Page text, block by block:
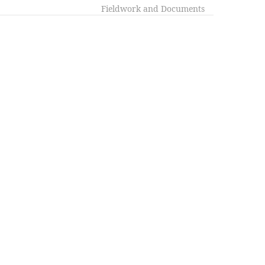
Fieldwork and Documents